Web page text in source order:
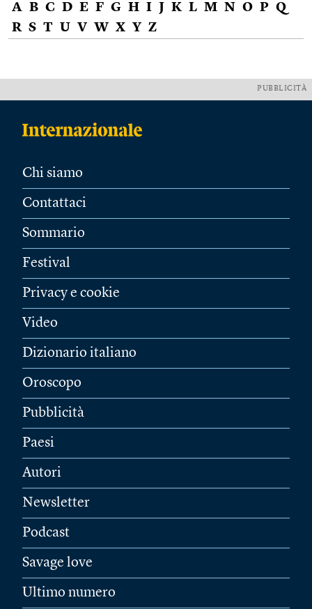
A B C D E F G H I J K L M N O P Q
R S T U V W X Y Z
PUBBLICITÀ
Chi siamo
Contattaci
Sommario
Festival
Privacy e cookie
Video
Dizionario italiano
Oroscopo
Pubblicità
Paesi
Autori
Newsletter
Podcast
Savage love
Ultimo numero